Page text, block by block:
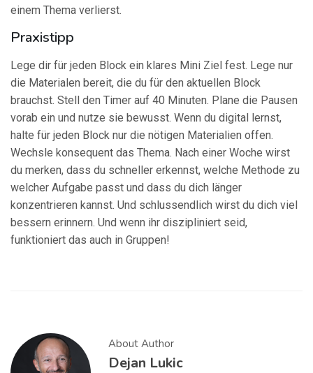
einem Thema verlierst.
Praxistipp
Lege dir für jeden Block ein klares Mini Ziel fest. Lege nur
die Materialen bereit, die du für den aktuellen Block
brauchst. Stell den Timer auf 40 Minuten. Plane die Pausen
vorab ein und nutze sie bewusst. Wenn du digital lernst,
halte für jeden Block nur die nötigen Materialien offen.
Wechsle konsequent das Thema. Nach einer Woche wirst
du merken, dass du schneller erkennst, welche Methode zu
welcher Aufgabe passt und dass du dich länger
konzentrieren kannst. Und schlussendlich wirst du dich viel
bessern erinnern. Und wenn ihr diszipliniert seid,
funktioniert das auch in Gruppen!
About Author
Dejan Lukic